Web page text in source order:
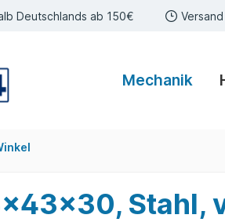
Deutschlands ab 150€
Mechanik
Stahl,